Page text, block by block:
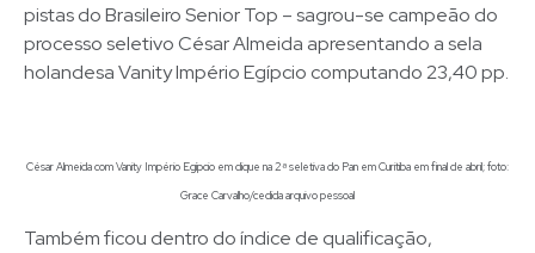
pistas do Brasileiro Senior Top – sagrou-se campeão do
processo seletivo César Almeida apresentando a sela
holandesa Vanity Império Egípcio computando 23,40 pp.
César Almeida com Vanity Império Egípcio em clique na 2ª seletiva do Pan em Curitiba em final de abril; foto:
Grace Carvalho/cedida arquivo pessoal
Também ficou dentro do índice de qualificação,